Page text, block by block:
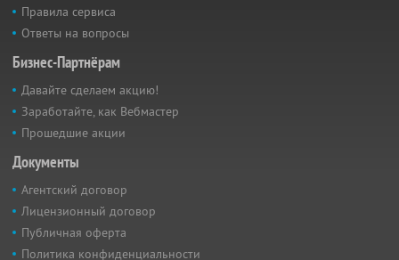
Правила сервиса
Ответы на вопросы
Бизнес-Партнёрам
Давайте сделаем акцию!
Заработайте, как Вебмастер
Прошедшие акции
Документы
Агентский договор
Лицензионный договор
Публичная оферта
Политика конфиденциальности